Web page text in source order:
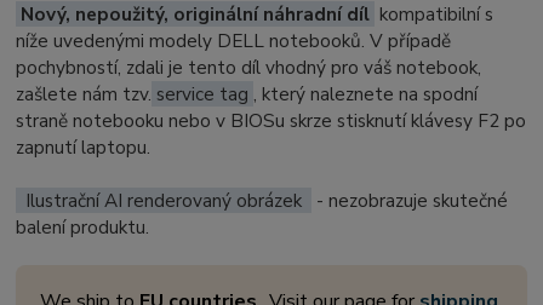
Nový, nepoužitý, originální náhradní díl kompatibilní s
níže uvedenými modely DELL notebooků. V případě
pochybností, zdali je tento díl vhodný pro váš notebook,
zašlete nám tzv. service tag , který naleznete na spodní
straně notebooku nebo v BIOSu skrze stisknutí klávesy F2 po
zapnutí laptopu.
Ilustrační AI renderovaný obrázek
- nezobrazuje skutečné
balení produktu.